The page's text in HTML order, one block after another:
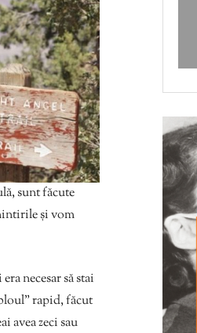
sunt făcute
și vom
necesar să stai
rapid, făcut
avea zeci sau